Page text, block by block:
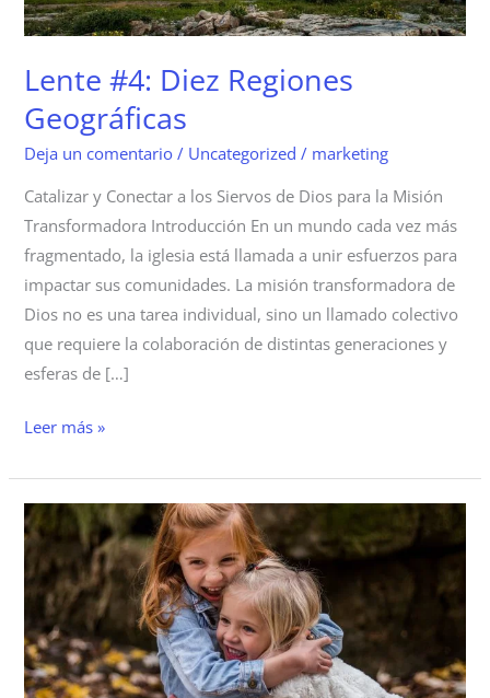
Lente #4: Diez Regiones
Geográficas
Deja un comentario / Uncategorized / marketing
Catalizar y Conectar a los Siervos de Dios para la Misión
Transformadora Introducción En un mundo cada vez más
fragmentado, la iglesia está llamada a unir esfuerzos para
impactar sus comunidades. La misión transformadora de
Dios no es una tarea individual, sino un llamado colectivo
que requiere la colaboración de distintas generaciones y
esferas de […]
Leer más »
Lente
#3:
Generaciones